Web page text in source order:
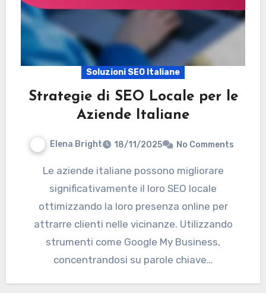
Soluzioni SEO Italiane
Strategie di SEO Locale per le
Aziende Italiane
Elena Bright 18/11/2025 No Comments
Le aziende italiane possono migliorare
significativamente il loro SEO locale
ottimizzando la loro presenza online per
attrarre clienti nelle vicinanze. Utilizzando
strumenti come Google My Business,
concentrandosi su parole chiave…